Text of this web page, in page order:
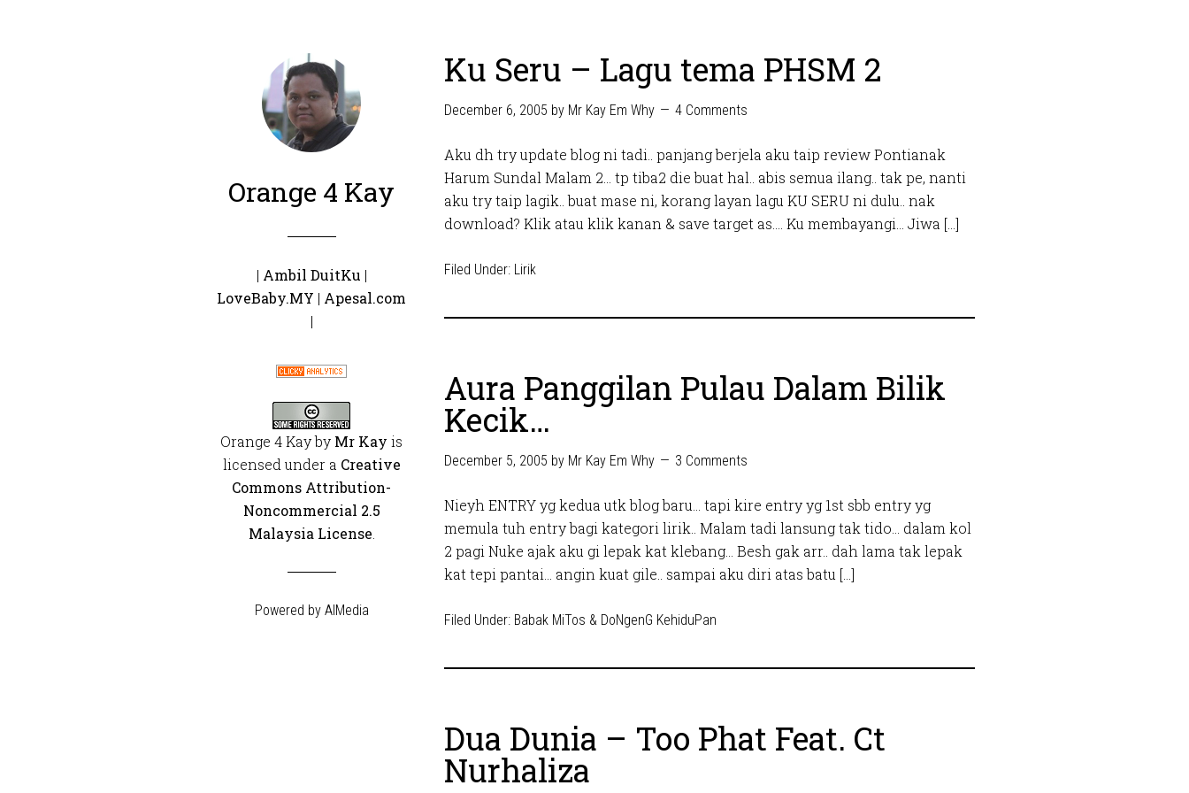
Orange 4 Kay
| Ambil DuitKu |
LoveBaby.MY | Apesal.com
|
Orange 4 Kayby Mr Kay is
licensed under a Creative
Commons Attribution-
Noncommercial 2.5
Malaysia License
Powered by AIMedia
Ku Seru – Lagu tema PHSM 2
December 6, 2005 by Mr Kay Em Why 4 Comments
Aku dh try update blog ni tadi.. panjang berjela aku taip review Pontianak
Harum Sundal Malam 2… tp tiba2 die buat hal.. abis semua ilang.. tak pe, nanti
aku try taip lagik.. buat mase ni, korang layan lagu KU SERU ni dulu.. nak
download? Klik atau klik kanan & save target as…. Ku membayangi… Jiwa […]
Filed Under: Lirik
Aura Panggilan Pulau Dalam Bilik
Kecik…
December 5, 2005 by Mr Kay Em Why 3 Comments
Nieyh ENTRY yg kedua utk blog baru… tapi kire entry yg 1st sbb entry yg
memula tuh entry bagi kategori lirik.. Malam tadi lansung tak tido… dalam kol
2 pagi Nuke ajak aku gi lepak kat klebang… Besh gak arr.. dah lama tak lepak
kat tepi pantai… angin kuat gile.. sampai aku diri atas batu […]
Filed Under: Babak MiTos & DoNgenG KehiduPan
Dua Dunia – Too Phat Feat. Ct
Nurhaliza